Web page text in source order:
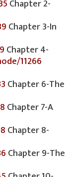
Chapter 2-
Chapter 3-In
Chapter 4-
11266
Chapter 6-The
Chapter 7-A
Chapter 8-
Chapter 9-The